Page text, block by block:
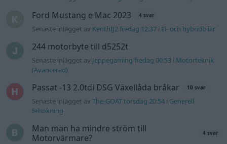
Ford Mustang e Mac 2023 4 svar
Senaste inlägget av KenthIJ2 fredag 12:37 i El- och hybridbilar
244 motorbyte till d5252t
Senaste inlägget av Jeppegaming fredag 00:53 i Motorteknik
(Avancerad)
Passat -13 2.0tdi DSG Växellåda bråkar 10 svar
Senaste inlägget avThe-GOAT torsdag 20:54 i Generell
felsökning
Man man ha mindre ström till
Motorvärmare?
4 svar